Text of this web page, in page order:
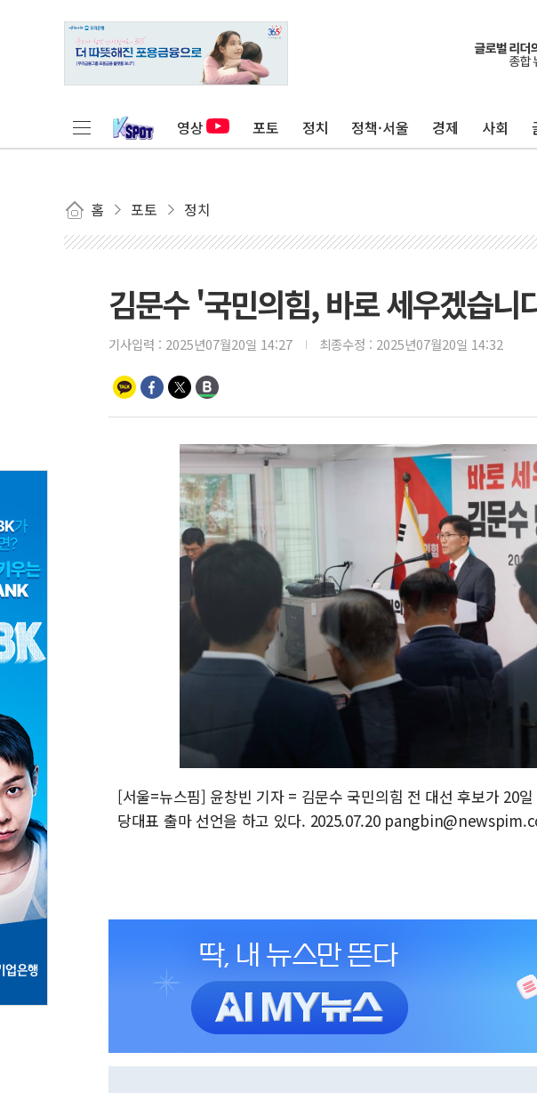
영상 포토 정치 정책·서울 경제 사회
홈 포토 정치
김문수 '국민의힘, 바로 세우겠습니
기사입력 : 2025년07월20일 14:27 최종수정 : 2025년07월20일 14:32
[서울=뉴스핌] 윤창빈 기자 = 김문수 국민의힘 전 대선 후보가 20
당대표 출마 선언을 하고 있다. 2025.07.20